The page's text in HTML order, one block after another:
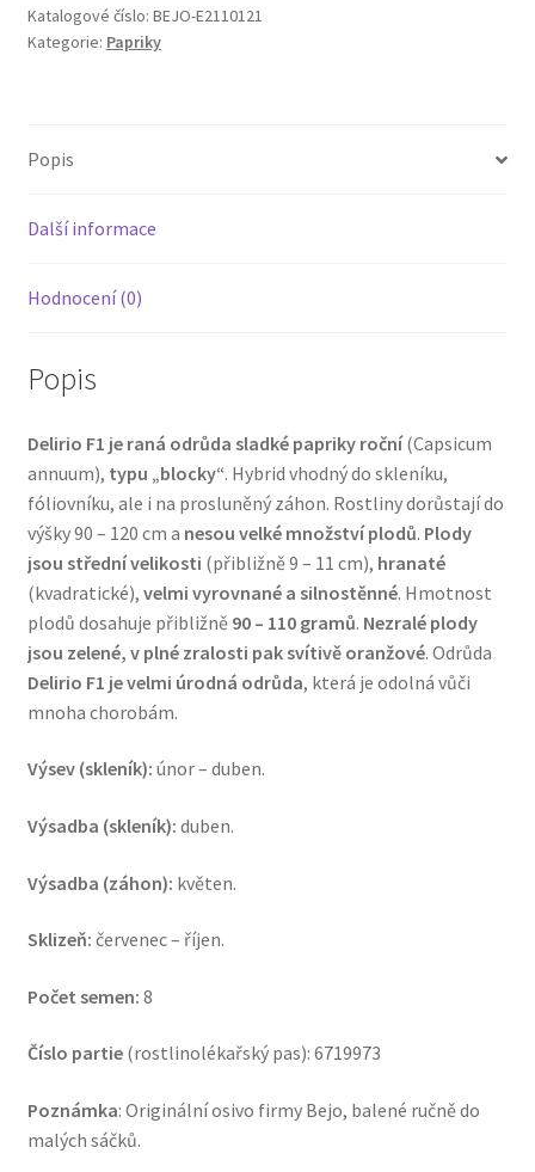
(sladká,
kvadratická,
Katalogové číslo: BEJO-E2110121
Kategorie: Papriky
Popis
Další informace
Hodnocení (0)
Popis
Delirio F1 je raná odrůda sladké papriky roční(Capsicum
annuum), typu „blocky“. Hybrid vhodný do skleníku,
fóliovníku, ale i na prosluněný záhon. Rostliny dorůstají do
výšky 90 – 120 cm a nesou velké množství plodů. Plody
jsou střední velikosti (přibližně 9 – 11 cm), hranaté
(kvadratické), velmi vyrovnané a silnostěnné. Hmotnost
plodů dosahuje přibližně 90 – 110 gramů. Nezralé plody
jsou zelené, v plné zralosti pak svítivě oranžové. Odrůda
Delirio F1 je velmi úrodná odrůda, která je odolná vůči
mnoha chorobám.
Výsev (skleník): únor – duben.
Výsadba (skleník): duben.
Výsadba (záhon): květen.
Sklizeň: červenec – říjen.
Počet semen: 8
Číslo partie(rostlinolékařský pas): 6719973
Poznámka: Originální osivo firmy Bejo, balené ručně do
malých sáčků.